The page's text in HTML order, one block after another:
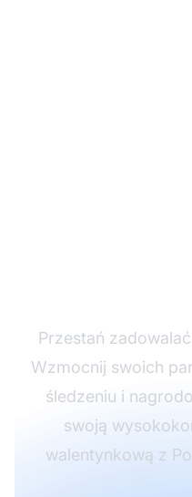
Przestań
Wzmocnij swoich
śledzeniu i
swoją
walentynkową z